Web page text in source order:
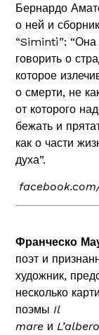
Бернардо
о ней и
“Simintì”: “Она
говорить о
которое
о смерти, не
от которого
бежать и
как о части
духа”.
Франческо
поэт и
художник,
несколько
поэмы Il
mare и L’albero